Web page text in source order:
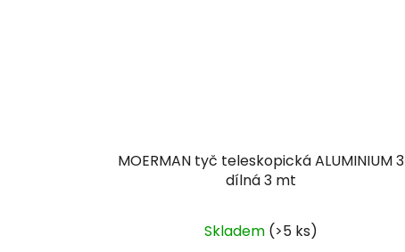
MOERMAN tyč teleskopická ALUMINIUM 3
dílná 3 mt
Skladem (>5 ks)